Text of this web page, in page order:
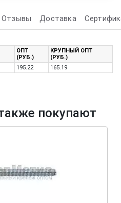
Отзывы Доставка
ОПТ
(РУБ.)
КРУПНЫЙ ОПТ
(РУБ.)
195.22 165.19
покупают